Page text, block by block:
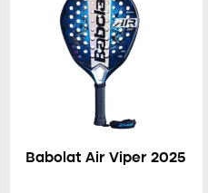
Babolat Air Viper 2025